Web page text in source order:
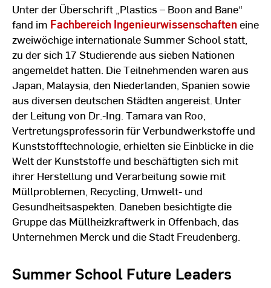
Unter der Überschrift „Plastics – Boon and Bane“
fand im Fachbereich Ingenieurwissenschafteneine
zweiwöchige internationale Summer School statt,
zu der sich 17 Studierende aus sieben Nationen
angemeldet hatten. Die Teilnehmenden waren aus
Japan, Malaysia, den Niederlanden, Spanien sowie
aus diversen deutschen Städten angereist. Unter
der Leitung von Dr.-Ing. Tamara van Roo,
Vertretungsprofessorin für Verbundwerkstoffe und
Kunststofftechnologie, erhielten sie Einblicke in die
Welt der Kunststoffe und beschäftigten sich mit
ihrer Herstellung und Verarbeitung sowie mit
Müllproblemen, Recycling, Umwelt- und
Gesundheitsaspekten. Daneben besichtigte die
Gruppe das Müllheizkraftwerk in Offenbach, das
Unternehmen Merck und die Stadt Freudenberg.
Summer School Future Leaders